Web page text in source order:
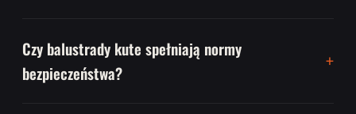
Czy balustrady kute spełniają normy
bezpieczeństwa?